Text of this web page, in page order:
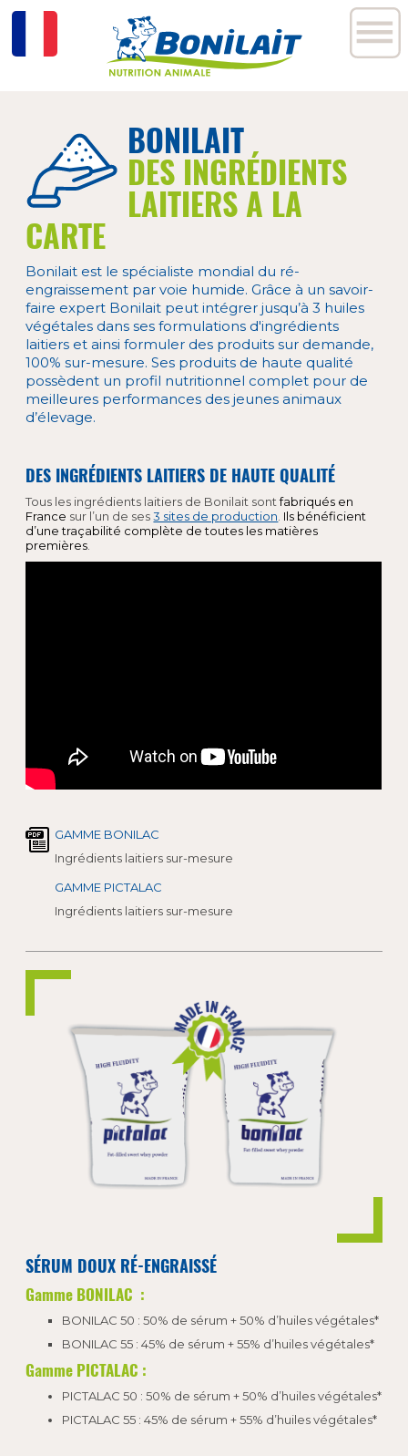
BONILAIT
DES INGRÉDIENTS
LAITIERS A LA
CARTE
Bonilait est le spécialiste mondial du ré-
engraissement par voie humide. Grâce à un savoir-
faire expert Bonilait peut intégrer jusqu’à 3 huiles
végétales dans ses formulations d'ingrédients
laitiers et ainsi formuler des produits sur demande,
100% sur-mesure. Ses produits de haute qualité
possèdent un profil nutritionnel complet pour de
meilleures performances des jeunes animaux
d’élevage.
DES INGRÉDIENTS LAITIERS DE HAUTE QUALITÉ
Tous les ingrédients laitiers de Bonilait sontfabriqués en
France sur l’un de ses3 sites de production Ils bénéficient
d’une traçabilité complète de toutes les matières
premières
GAMME BONILAC
Ingrédients laitiers sur-mesure
GAMME PICTALAC
Ingrédients laitiers sur-mesure
SÉRUM DOUX RÉ-ENGRAISSÉ
Gamme BONILAC :
BONILAC 50 : 50% de sérum + 50% d’huiles végétales*
BONILAC 55 : 45% de sérum + 55% d’huiles végétales*
Gamme PICTALAC :
PICTALAC 50 : 50% de sérum + 50% d’huiles végétales*
PICTALAC 55 : 45% de sérum + 55% d’huiles végétales*